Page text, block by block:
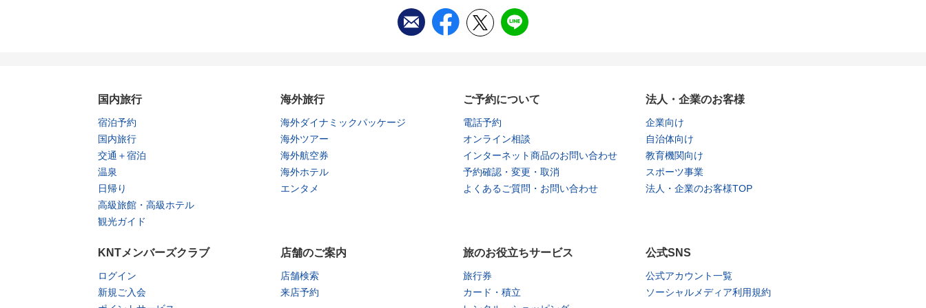
国内旅行
宿泊予約
国内旅行
交通＋宿泊
温泉
日帰り
高級旅館・高級ホテル
観光ガイド
海外旅行
海外ダイナミックパッケージ
海外ツアー
海外航空券
海外ホテル
エンタメ
ご予約について
電話予約
オンライン相談
インターネット商品のお問い合わせ
予約確認・変更・取消
よくあるご質問・お問い合わせ
法人・企業のお客様
企業向け
自治体向け
教育機関向け
スポーツ事業
法人・企業のお客様TOP
KNTメンバーズクラブ
ログイン
新規ご入会
店舗のご案内
店舗検索
来店予約
旅のお役立ちサービス
旅行券
カード・積立
公式SNS
公式アカウント一覧
ソーシャルメディア利用規約